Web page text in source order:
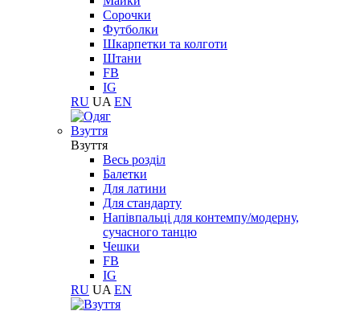
Сорочки
Футболки
Шкарпетки та колготи
Штани
FB
IG
RU UA EN
Взуття
Взуття
Весь розділ
Балетки
Для латини
Для стандарту
Напівпальці для контемпу/модерну,
сучасного танцю
Чешки
FB
IG
RU UA EN